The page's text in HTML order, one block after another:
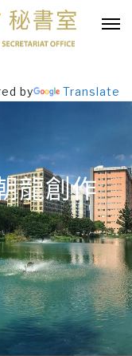
by Translate
龍創作